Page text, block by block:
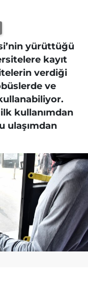
yürüttüğü
kayıt
verdiği
ve
kullanımdan
ulaşımdan